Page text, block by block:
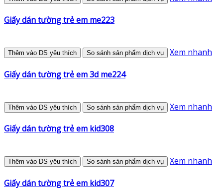
Giấy dán tường trẻ em me223
Thêm vào DS yêu thích So sánh sản phẩm dịch vụ Xem nhanh
Giấy dán tường trẻ em 3d me224
Thêm vào DS yêu thích So sánh sản phẩm dịch vụ Xem nhanh
Giấy dán tường trẻ em kid308
Thêm vào DS yêu thích So sánh sản phẩm dịch vụ Xem nhanh
Giấy dán tường trẻ em kid307